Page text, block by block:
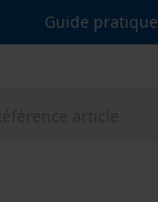
Guide pratique